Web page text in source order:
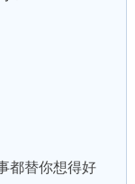
替你想得好